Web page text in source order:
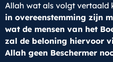
Allah wat als volgt vertaald
in overeenstemming zijn
wat de mensen van het
zal de beloning hiervoor
Allah geen Beschermer